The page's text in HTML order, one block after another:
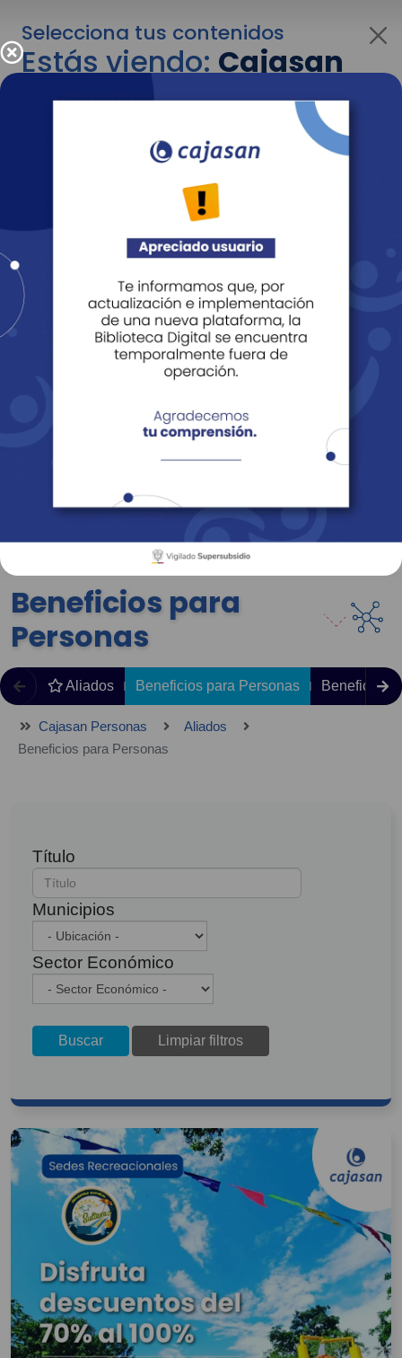
Selecciona tus contenidos
Estás viendo:Cajasan
para personas
Para cambiar al contenido de tu interés más
adelante recuerda utilizar el menú
Entendido
Revista Fácil Vivir
Sedes Directorio Servicios En Línea
Beneficios para
Personas
Aliados Beneficios para Personas Beneficios
Cajasan Personas
Aliados
Beneficios para Personas
Título
Municipios
Sector Económico
Buscar Limpiar filtros